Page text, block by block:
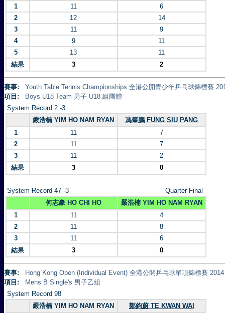
1 11
6
2
12
14
3
11
9
4
9
11
5
13
11
結果
3 2
賽事:
Youth Table Tennis Championships 全港公開青少年乒乓球錦標賽
項目:
Boys U18 Team 男子 U18 組團體
System Record 2 -3
嚴浩楠 YIM HO NAM RYAN
馮肇鵬 FUNG SIU PANG
1
11
7
2
11
7
3
11
2
結果
3 0
System Record 47 -3
Quarter Final
何志豪 HO CHI HO
嚴浩楠 YIM HO NAM RYAN
1
11
4
2
11
8
3
11
6
結果
3 0
賽事:
Hong Kong Open (Individual Event) 全港公開乒乓球單項錦標賽 2014
項目:
Mens B Single's 男子乙組
System Record 98
嚴浩楠 YIM HO NAM RYAN
鄭鈞蔚 TE KWAN WAI